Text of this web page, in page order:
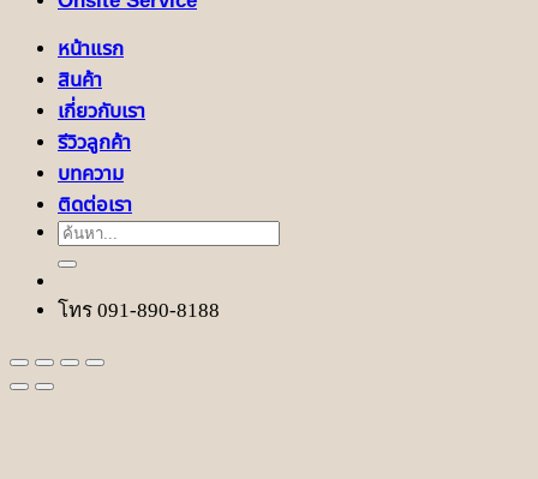
หน้าแรก
สินค้า
เกี่ยวกับเรา
รีวิวลูกค้า
บทความ
ติดต่อเรา
ค้นหา:
โทร 091-890-8188